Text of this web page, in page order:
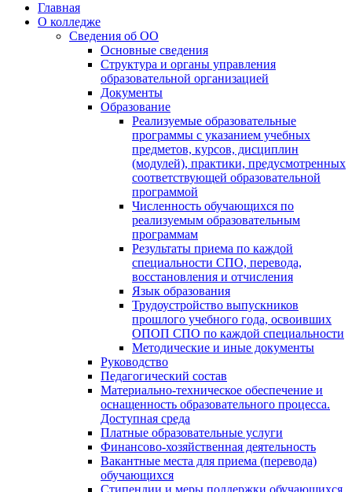
Главная
О колледже
Сведения об ОО
Основные сведения
Структура и органы управления
образовательной организацией
Документы
Образование
Реализуемые образовательные
программы с указанием учебных
предметов, курсов, дисциплин
(модулей), практики, предусмотренных
соответствующей образовательной
программой
Численность обучающихся по
реализуемым образовательным
программам
Результаты приема по каждой
специальности СПО, перевода,
восстановления и отчисления
Язык образования
Трудоустройство выпускников
прошлого учебного года, освоивших
ОПОП СПО по каждой специальности
Методические и иные документы
Руководство
Педагогический состав
Материально-техническое обеспечение и
оснащенность образовательного процесса.
Доступная среда
Платные образовательные услуги
Финансово-хозяйственная деятельность
Вакантные места для приема (перевода)
обучающихся
Стипендии и меры поддержки обучающихся